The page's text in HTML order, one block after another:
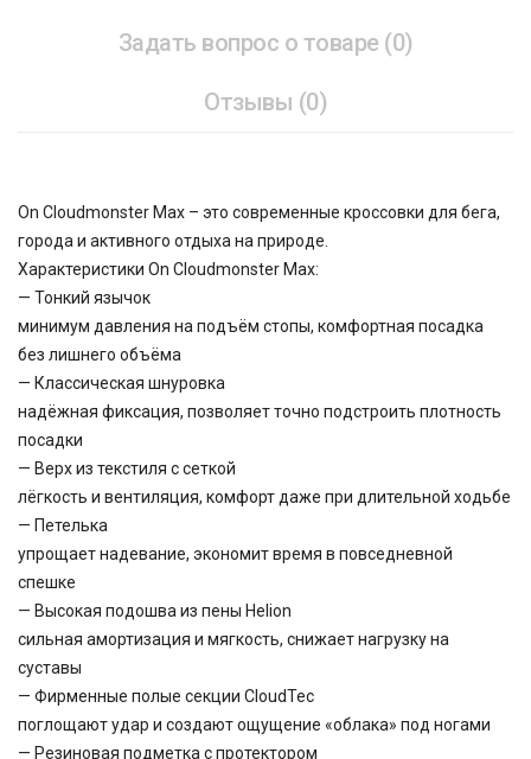
Задать вопрос о товаре (0)
Отзывы (0)
On Cloudmonster Max – это современные кроссовки для бега,
города и активного отдыха на природе.
Характеристики On Cloudmonster Max:
— Тонкий язычок
минимум давления на подъём стопы, комфортная посадка
без лишнего объёма
— Классическая шнуровка
надёжная фиксация, позволяет точно подстроить плотность
посадки
— Верх из текстиля с сеткой
лёгкость и вентиляция, комфорт даже при длительной ходьбе
— Петелька
упрощает надевание, экономит время в повседневной
спешке
— Высокая подошва из пены Helion
сильная амортизация и мягкость, снижает нагрузку на
суставы
— Фирменные полые секции CloudTec
поглощают удар и создают ощущение «облака» под ногами
— Резиновая подметка с протектором